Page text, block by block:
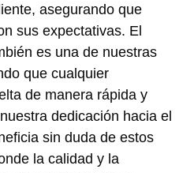
asegurando que
sus expectativas. El
es una de nuestras
que cualquier
de manera rápida y
dedicación hacia el
sin duda de estos
la calidad y la